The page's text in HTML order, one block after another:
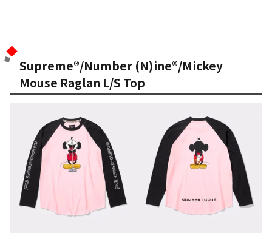
Supreme®/Number (N)ine®/Mickey
Mouse Raglan L/S Top